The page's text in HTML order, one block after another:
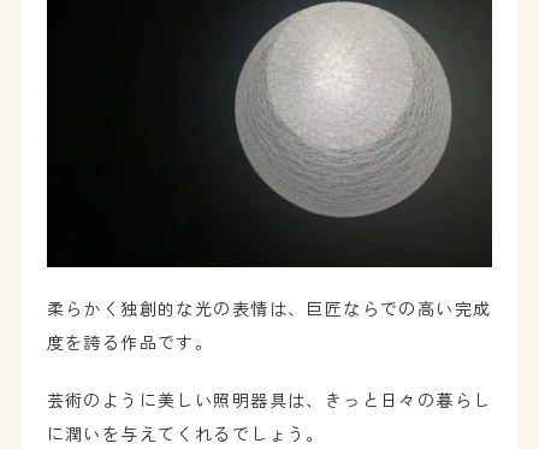
柔らかく独創的な光の表情は、巨匠ならでの高い完成
度を誇る作品です。
芸術のように美しい照明器具は、きっと日々の暮らし
に潤いを与えてくれるでしょう。